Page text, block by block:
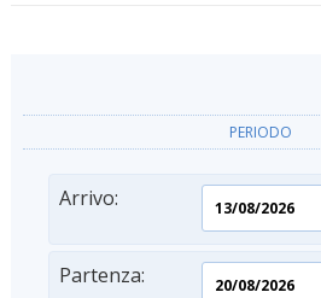
PERIODO
Arrivo:
Partenza: